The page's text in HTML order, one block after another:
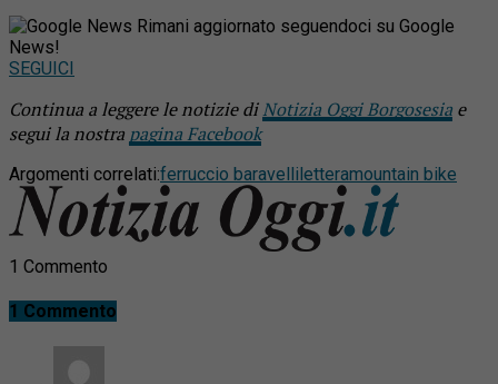
Rimani aggiornato seguendoci su Google
News!
SEGUICI
Continua a leggere le notizie diNotizia Oggi Borgosesia e
segui la nostra pagina Facebook
Argomenti correlati:ferruccio baravelliletteramountain bike
1 Commento
1 Commento